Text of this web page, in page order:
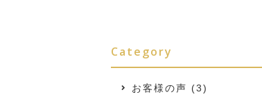
Category
お客様の声 (3)